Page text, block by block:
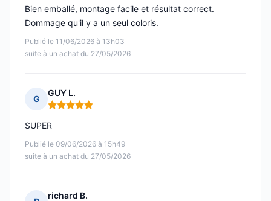
Publié le 11/06/2026 à 13h03
suite à un achat du 27/05/2026
Bien emballé, montage facile et résultat correct.
Dommage qu'il y a un seul coloris.
G
GUY L.
Note : 5 sur 5
Publié le 09/06/2026 à 15h49
suite à un achat du 27/05/2026
SUPER
richard B.